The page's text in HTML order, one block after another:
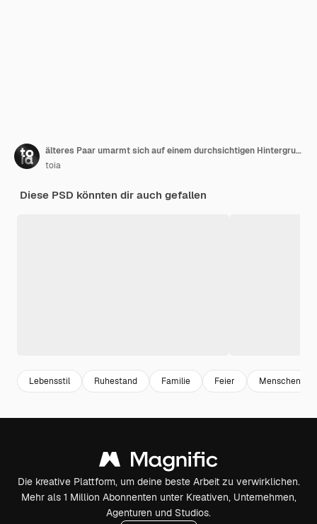
älteres Paar umarmt sich auf einem durchsichtigen Hintergrund
toia
Diese PSD könnten dir auch gefallen
Lebensstil Ruhestand Familie Feier Menschen
Die kreative Plattform, um deine beste Arbeit zu verwirklichen.
Mehr als 1 Million Abonnenten unter Kreativen, Unternehmen,
Agenturen und Studios.